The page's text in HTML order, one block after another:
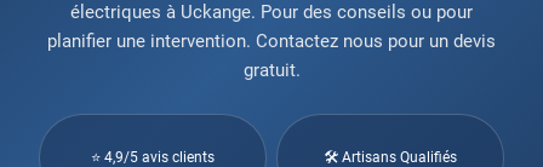
électriques à Uckange. Pour des conseils ou pour
planifier une intervention. Contactez nous pour un devis
gratuit.
⭐ 4,9/5 avis clients 🛠 Artisans Qualifiés